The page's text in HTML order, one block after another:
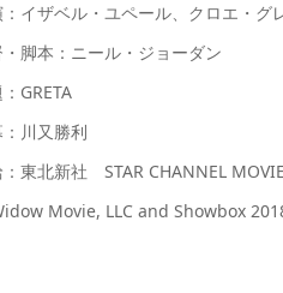
：イザベル・ユペール、クロエ・
・脚本：ニール・ジョーダン
GRETA
川又勝利
：東北新社 STAR CHANNEL
Movie, LLC and Showbox